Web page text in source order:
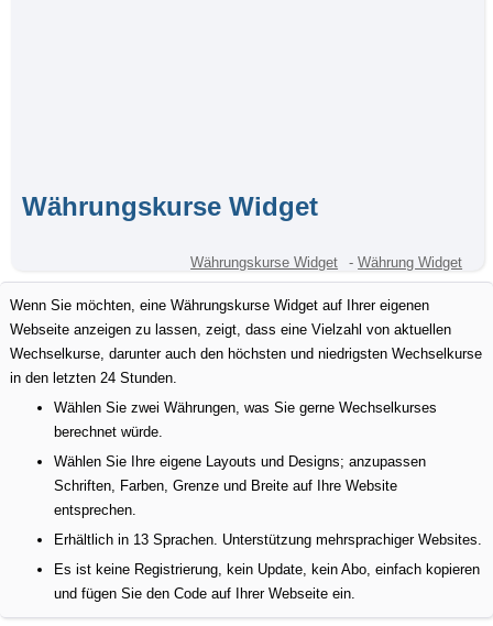
Währungskurse Widget
Währungskurse Widget -Währung Widget
Wenn Sie möchten, eine Währungskurse Widget auf Ihrer eigenen
Webseite anzeigen zu lassen, zeigt, dass eine Vielzahl von aktuellen
Wechselkurse, darunter auch den höchsten und niedrigsten Wechselkurse
in den letzten 24 Stunden.
Wählen Sie zwei Währungen, was Sie gerne Wechselkurses
berechnet würde.
Wählen Sie Ihre eigene Layouts und Designs; anzupassen
Schriften, Farben, Grenze und Breite auf Ihre Website
entsprechen.
Erhältlich in 13 Sprachen. Unterstützung mehrsprachiger Websites.
Es ist keine Registrierung, kein Update, kein Abo, einfach kopieren
und fügen Sie den Code auf Ihrer Webseite ein.